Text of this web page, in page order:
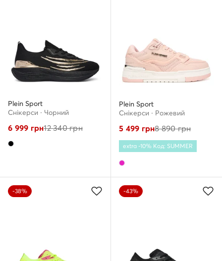
Plein Sport
Снікерcи · Чорний
6 999 грн12 340грн
Plein Sport
Снікерcи · Рожевий
5 499 грн8 890грн
extra -10% Код: SUMMER
-38% -43%